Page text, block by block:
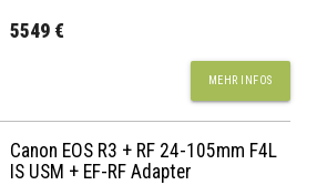
5549 €
MEHR INFOS
Canon EOS R3 + RF 24-105mm F4L
IS USM + EF-RF Adapter